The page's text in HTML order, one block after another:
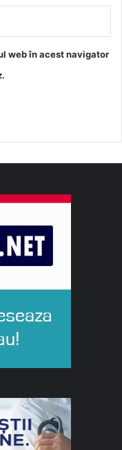
web în acest navigator